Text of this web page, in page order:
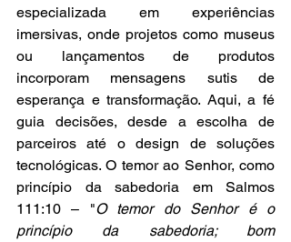
especializada em experiências
imersivas, onde projetos como museus
ou lançamentos de produtos
incorporam mensagens sutis de
esperança e transformação. Aqui, a fé
guia decisões, desde a escolha de
parceiros até o design de soluções
tecnológicas. O temor ao Senhor, como
princípio da sabedoria em Salmos
111:10 – "O temor do Senhor é o
princípio da sabedoria; bom